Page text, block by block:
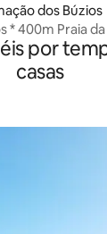
dos Búzios
* 400m Praia
por
casas